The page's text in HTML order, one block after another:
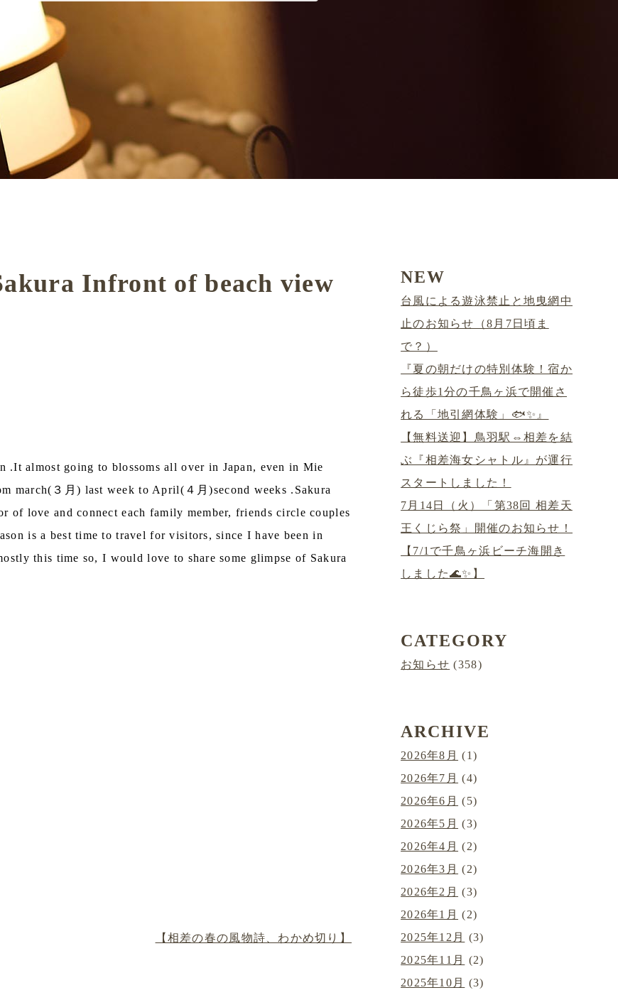
Infront of beach view
.It almost going to blossoms all over in Japan, even in Mie
march(３月) last week to April(４月)second weeks .Sakura
of love and connect each family member, friends circle couples
is a best time to travel for visitors, since I have been in
this time so, I would love to share some glimpse of Sakura
【相差の春の風物詩、わかめ切り】
NEW
台風による遊泳禁止と地曳網中
止のお知らせ（8月7日頃ま
で？）
『夏の朝だけの特別体験！宿か
ら徒歩1分の千鳥ヶ浜で開催さ
れる「地引網体験」🐟✨』
【無料送迎】鳥羽駅⇔相差を結
ぶ『相差海女シャトル』が運行
スタートしました！
7月14日（火）「第38回 相差天
王くじら祭」開催のお知らせ！
【7/1で千鳥ヶ浜ビーチ海開き
しました🌊✨】
CATEGORY
お知らせ (358)
ARCHIVE
2026年8月 (1)
2026年7月 (4)
2026年6月 (5)
2026年5月 (3)
2026年4月 (2)
2026年3月 (2)
2026年2月 (3)
2026年1月 (2)
2025年12月
(3)
2025年11月
(2)
2025年10月
(3)